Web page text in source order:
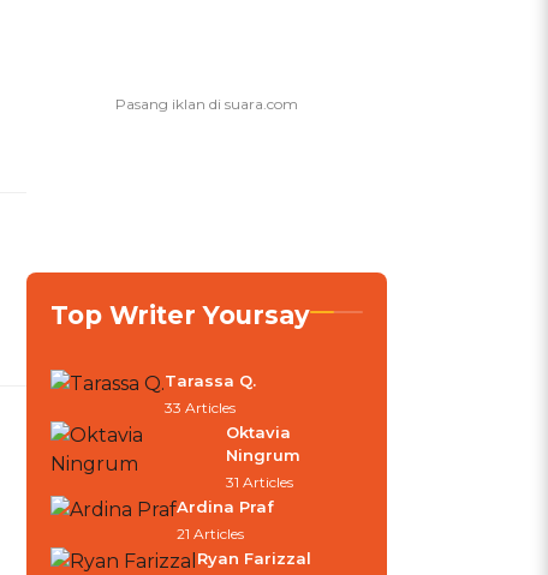
Top Writer Yoursay
Tarassa Q.
33 Articles
Oktavia
Ningrum
31 Articles
Ardina Praf
21 Articles
Ryan Farizzal